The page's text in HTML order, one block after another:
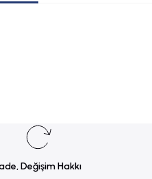
Değişim Hakkı